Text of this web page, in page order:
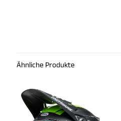
Moto 10 Mips Helm“
Ähnliche Produkte